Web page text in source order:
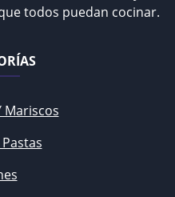
todos puedan cocinar.
Mariscos